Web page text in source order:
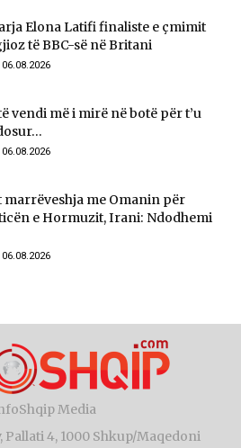
Elona Latifi finaliste e çmimit
të BBC-së në Britani
vendi më i mirë në botë për t’u
me Omanin për
e Hormuzit, Irani: Ndodhemi
Media
Pallati 4, 1000 Shkup/Maqedoni